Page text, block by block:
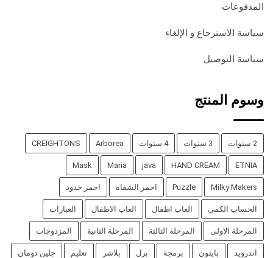
المدفوعات
سياسة الاسترجاع و الإلغاء
سياسة التوصيل
وسوم المنتج
2 سنوات 3 سنوات 4 سنوات Arborea
CREIGHTONS
ETNIA
HAND CREAM
java
Maria
Mask
Milky Makers
Puzzle احمر الشفاه احمر خدود
الحساب الكمي العاب اطفال العاب الاطفال العبارات
المرحلة الاولى المرحلة الثالثة المرحلة الثانية المزدوجات
اندرويد بايثون برمجة بزل بلاشر تعليم جلين دومان